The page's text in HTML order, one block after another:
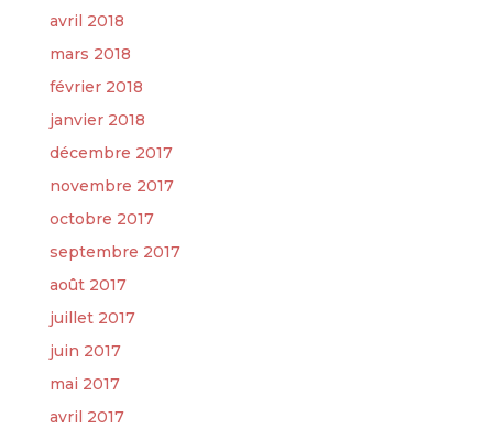
avril 2018
mars 2018
février 2018
janvier 2018
décembre 2017
novembre 2017
octobre 2017
septembre 2017
août 2017
juillet 2017
juin 2017
mai 2017
avril 2017